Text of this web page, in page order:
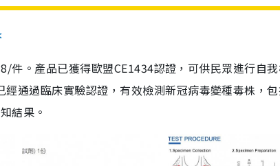
。產品已獲得歐盟CE1434認證，可供民眾進行自
通過臨床實驗認證，有效檢測新冠病毒變種毒株，
結果。